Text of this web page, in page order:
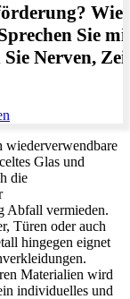
Wie
Sie
Nerven,
wiederverwendbare
Glas und
die
Abfall vermieden.
Türen oder auch
hingegen eignet
Materialien wird
individuelles und